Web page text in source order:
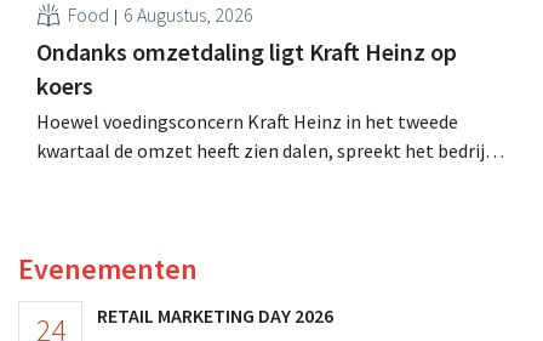
Food 6 Augustus, 2026
Ondanks omzetdaling ligt Kraft Heinz op
koers
Hoewel voedingsconcern Kraft Heinz in het tweede
kwartaal de omzet heeft zien dalen, spreekt het bedrijf
Evenementen
24 RETAIL MARKETING DAY 2026